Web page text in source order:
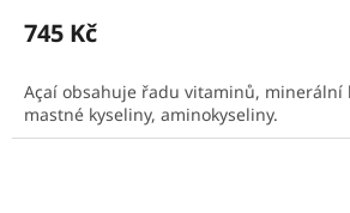
745 Kč
Açaí obsahuje řadu vitaminů, minerální
mastné kyseliny, aminokyseliny.